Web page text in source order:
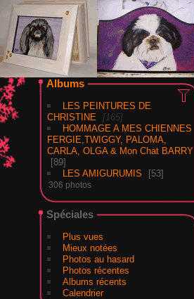
Albums
LES PEINTURES DE
CHRISTINE
165
HOMMAGE A MES CHIENNES
FERGIE,TWIGGY, PALOMA,
CARLA, OLGA & Mon Chat BARRY
89
LES AMIGURUMIS
53
306 photos
Spéciales
Plus vues
Mieux notées
Photos au hasard
Photos récentes
Albums récents
Calendrier